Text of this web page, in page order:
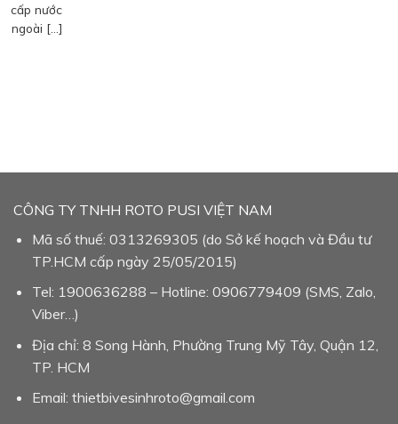
cấp nước
ngoài […]
CÔNG TY TNHH ROTO PUSI VIỆT NAM
Mã số thuế: 0313269305 (do Sở kế hoạch và Đầu tư
TP.HCM cấp ngày 25/05/2015)
Tel: 1900636288 – Hotline: 0906779409 (SMS, Zalo,
Viber…)
Địa chỉ: 8 Song Hành, Phường Trung Mỹ Tây, Quận 12,
TP. HCM
Email: thietbivesinhroto@gmail.com